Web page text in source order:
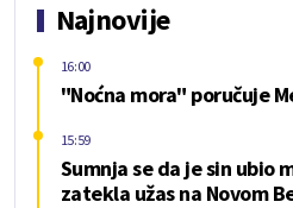
Najnovije
"Noćna mora" poručuje
16:00
Sumnja se da je sin ubio
zatekla užas na Novom
15:59